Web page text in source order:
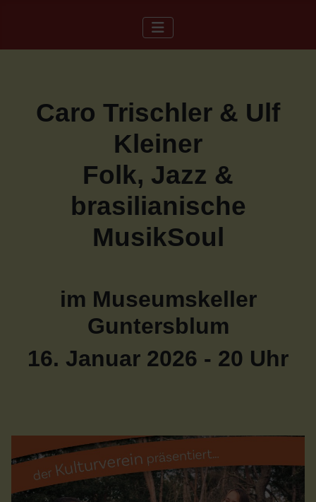
Caro Trischler & Ulf
Kleiner
Folk, Jazz &
brasilianische
MusikSoul
im Museumskeller
Guntersblum
16. Januar 2026 - 20 Uhr